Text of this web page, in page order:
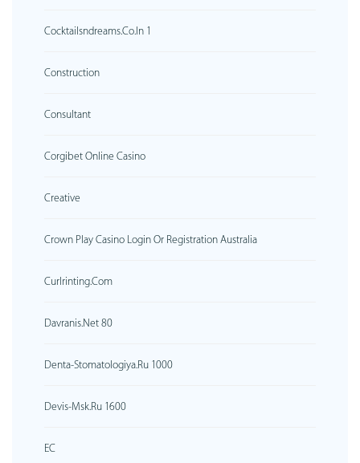
Cocktailsndreams.co.in 1
Construction
Consultant
Corgibet Online Casino
Creative
Crown Play Casino Login Or Registration Australia
Curlrinting.com
Davranis.net 80
Denta-Stomatologiya.ru 1000
Devis-Msk.ru 1600
EC